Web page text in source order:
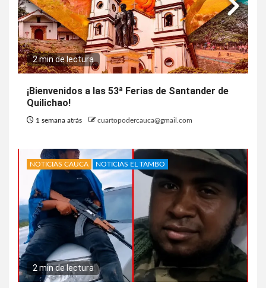
2 min de lectura
¡Bienvenidos a las 53ª Ferias de Santander de
Quilichao!
1 semana atrás cuartopodercauca@gmail.com
NOTICIAS CAUCA NOTICIAS EL TAMBO
2 min de lectura